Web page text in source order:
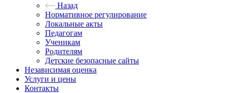
Назад
Нормативное регулирование
Локальные акты
Педагогам
Ученикам
Родителям
Детские безопасные сайты
Независимая оценка
Услуги и цены
Контакты